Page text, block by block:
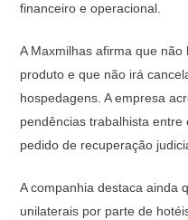
financeiro e operacional.
A Maxmilhas afirma que
produto e que não irá
hospedagens. A empresa
pendências trabalhista
pedido de recuperação
A companhia destaca ainda
unilaterais por parte de